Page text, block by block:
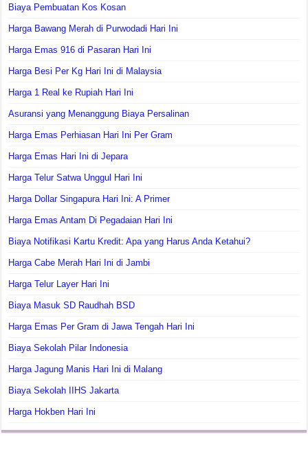
Biaya Pembuatan Kos Kosan
Harga Bawang Merah di Purwodadi Hari Ini
Harga Emas 916 di Pasaran Hari Ini
Harga Besi Per Kg Hari Ini di Malaysia
Harga 1 Real ke Rupiah Hari Ini
Asuransi yang Menanggung Biaya Persalinan
Harga Emas Perhiasan Hari Ini Per Gram
Harga Emas Hari Ini di Jepara
Harga Telur Satwa Unggul Hari Ini
Harga Dollar Singapura Hari Ini: A Primer
Harga Emas Antam Di Pegadaian Hari Ini
Biaya Notifikasi Kartu Kredit: Apa yang Harus Anda Ketahui?
Harga Cabe Merah Hari Ini di Jambi
Harga Telur Layer Hari Ini
Biaya Masuk SD Raudhah BSD
Harga Emas Per Gram di Jawa Tengah Hari Ini
Biaya Sekolah Pilar Indonesia
Harga Jagung Manis Hari Ini di Malang
Biaya Sekolah IIHS Jakarta
Harga Hokben Hari Ini